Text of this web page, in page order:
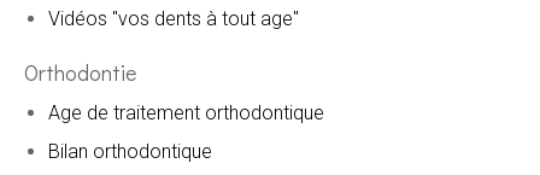
Vidéos "vos dents à tout age"
Orthodontie
Age de traitement orthodontique
Bilan orthodontique